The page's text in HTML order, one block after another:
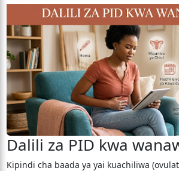
Dalili za PID kwa
Kipindi cha baada ya yai kuachiliwa